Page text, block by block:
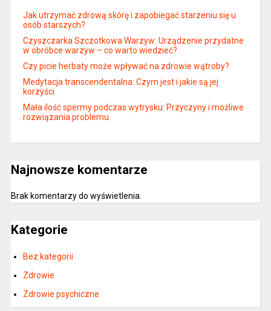
Jak utrzymać zdrową skórę i zapobiegać starzeniu się u
osób starszych?
Czyszczarka Szczotkowa Warzyw: Urządzenie przydatne
w obróbce warzyw – co warto wiedzieć?
Czy picie herbaty może wpływać na zdrowie wątroby?
Medytacja transcendentalna: Czym jest i jakie są jej
korzyści
Mała ilość spermy podczas wytrysku: Przyczyny i możliwe
rozwiązania problemu
Najnowsze komentarze
Brak komentarzy do wyświetlenia.
Kategorie
Bez kategorii
Zdrowie
Zdrowie psychiczne